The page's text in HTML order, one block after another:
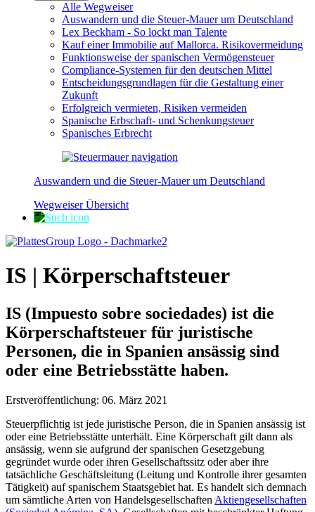
Alle Wegweiser
Auswandern und die Steuer-Mauer um Deutschland
Lex Beckham - So lockt man Talente
Kauf einer Immobilie auf Mallorca. Risikovermeidung
Funktionsweise der spanischen Vermögensteuer
Compliance-Systemen für den deutschen Mittel
Entscheidungsgrundlagen für die Gestaltung einer
Zukunft
Erfolgreich vermieten, Risiken vermeiden
Spanische Erbschaft- und Schenkungsteuer
Spanisches Erbrecht
Auswandern und die Steuer-Mauer um Deutschland
Wegweiser Übersicht
IS | Körperschaftsteuer
IS (Impuesto sobre sociedades) ist die
Körperschaftsteuer für juristische
Personen, die in Spanien ansässig sind
oder eine Betriebsstätte haben.
Erstveröffentlichung: 06. März 2021
Steuerpflichtig ist jede juristische Person, die in Spanien ansässig ist
oder eine Betriebsstätte unterhält. Eine Körperschaft gilt dann als
ansässig, wenn sie aufgrund der spanischen Gesetzgebung
gegründet wurde oder ihren Gesellschaftssitz oder aber ihre
tatsächliche Geschäftsleitung (Leitung und Kontrolle ihrer gesamten
Tätigkeit) auf spanischem Staatsgebiet hat. Es handelt sich demnach
um sämtliche Arten von Handelsgesellschaften Aktiengesellschaften